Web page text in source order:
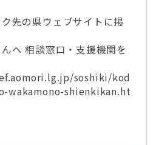
先の県ウェブサイトに掲
へ 相談窓口・支援機関を
soshiki/kod
wakamono-shienkikan.ht